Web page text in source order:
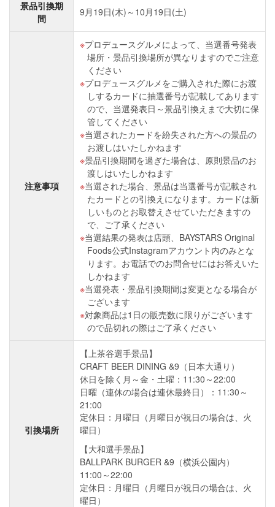
景品引換期
間
9月19日(木)～10月19日(土)
注意事項
プロデュースグルメによって、当選番号発表
場所・景品引換場所が異なりますのでご注意
ください
プロデュースグルメをご購入された際にお渡
しするカードに抽選番号が記載してあります
ので、当選発表日～景品引換えまで大切に保
管してください
当選されたカードを紛失された方への景品の
お渡しはいたしかねます
景品引換期間を過ぎた場合は、原則景品のお
渡しはいたしかねます
当選された場合、景品は当選番号が記載され
たカードとの引換えになります。カードは新
しいものとお取替えさせていただきますの
で、ご了承ください
当選結果の発表は店頭、BAYSTARS Original
Foods公式Instagramアカウント内のみとな
ります。お電話でのお問合せにはお答えいた
しかねます
当選発表・景品引換期間は変更となる場合が
ございます
対象商品は1日の販売数に限りがございます
ので品切れの際はご了承ください
引換場所
【上茶谷選手景品】
CRAFT BEER DINING &9（日本大通り）
休日を除く月～金・土曜：11:30～22:00
日曜（連休の場合は連休最終日）：11:30～
21:00
定休日：月曜日（月曜日が祝日の場合は、火
曜日）
【大和選手景品】
BALLPARK BURGER &9（横浜公園内）
11:00～22:00
定休日：月曜日（月曜日が祝日の場合は、火
曜日）